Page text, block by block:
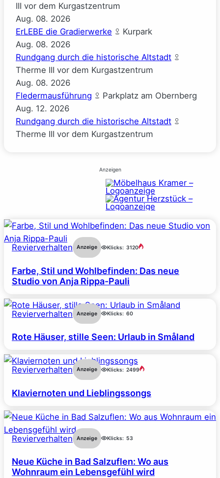
III vor dem Kurgastzentrum
Aug. 08. 2026
ErLEBE die Gradierwerke
Kurpark
Aug. 08. 2026
Rundgang durch die historische Altstadt
Therme III vor dem Kurgastzentrum
Aug. 08. 2026
Fledermausführung
Parkplatz am Obernberg
Aug. 12. 2026
Rundgang durch die historische Altstadt
Therme III vor dem Kurgastzentrum
Anzeigen
Revierverhalten Anzeige Klicks: 3120
Farbe, Stil und Wohlbefinden: Das neue
Studio von Anja Rippa-Pauli
Revierverhalten Anzeige Klicks: 60
Rote Häuser, stille Seen: Urlaub in Småland
Revierverhalten Anzeige Klicks: 2499
Klaviernoten und Lieblingssongs
Revierverhalten Anzeige Klicks: 53
Neue Küche in Bad Salzuflen: Wo aus
Wohnraum ein Lebensgefühl wird